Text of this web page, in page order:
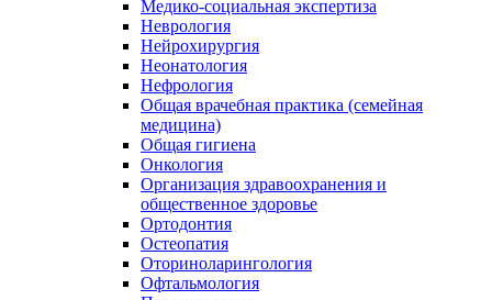
Медико-социальная экспертиза
Неврология
Нейрохирургия
Неонатология
Нефрология
Общая врачебная практика (семейная
медицина)
Общая гигиена
Онкология
Организация здравоохранения и
общественное здоровье
Ортодонтия
Остеопатия
Оториноларингология
Офтальмология